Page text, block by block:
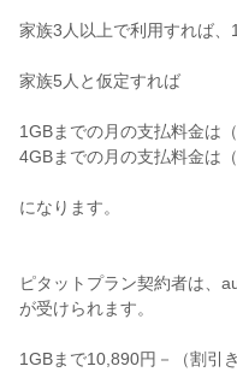
家族3人以上で利用すれば、
家族5人と仮定すれば
1GBまでの月の支払料金は
4GBまでの月の支払料金は
になります。
ピタットプラン契約者は、
が受けられます。
1GBまで10,890円－（割引